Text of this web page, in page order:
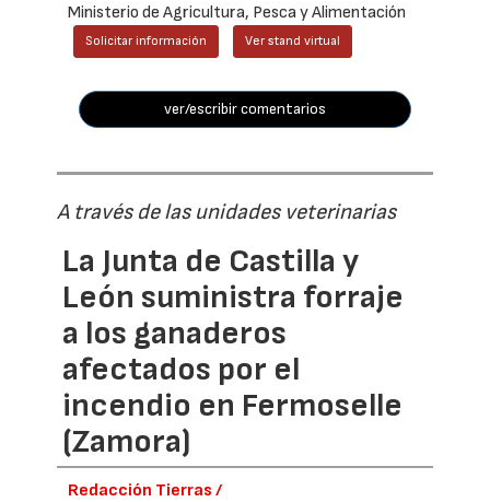
Ministerio de Agricultura, Pesca y Alimentación
Solicitar información Ver stand virtual
ver/escribir comentarios
A través de las unidades veterinarias
La Junta de Castilla y
León suministra forraje
a los ganaderos
afectados por el
incendio en Fermoselle
(Zamora)
Redacción Tierras /